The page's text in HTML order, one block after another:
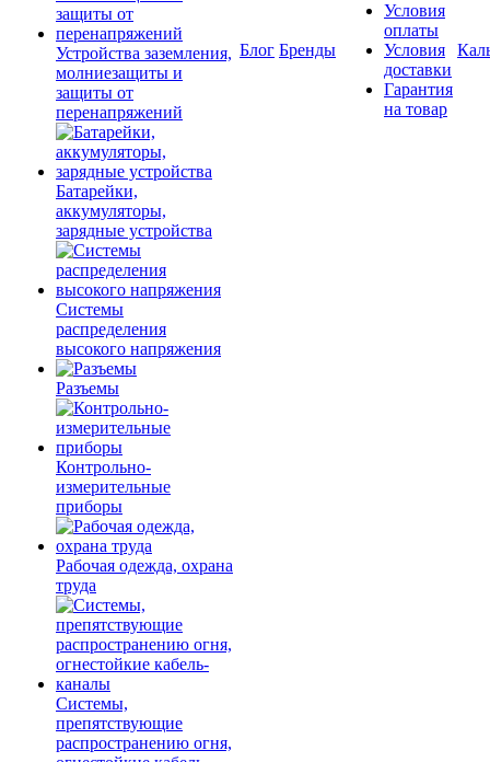
Устройства заземления,
молниезащиты и
защиты от
перенапряжений
Батарейки,
аккумуляторы,
зарядные устройства
Системы
распределения
высокого напряжения
Разъемы
Контрольно-
измерительные
приборы
Рабочая одежда, охрана
труда
Системы,
препятствующие
распространению огня,
Блог Бренды
Условия
оплаты
Условия
доставки
Гарантия
на товар